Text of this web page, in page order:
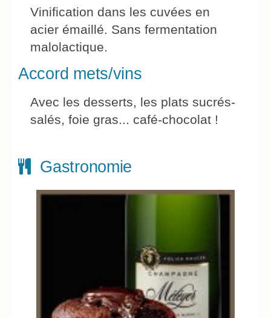
Vinification dans les cuvées en
acier émaillé. Sans fermentation
malolactique.
Accord mets/vins
Avec les desserts, les plats sucrés-
salés, foie gras... café-chocolat !
Gastronomie